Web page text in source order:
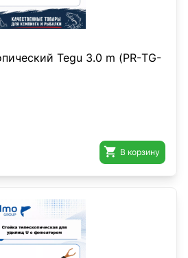
Tegu 3.0 m (РR-ТG-
 В корзину